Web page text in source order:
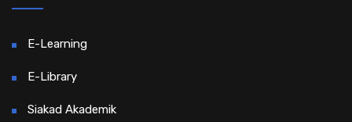
E-Learning
E-Library
Siakad Akademik